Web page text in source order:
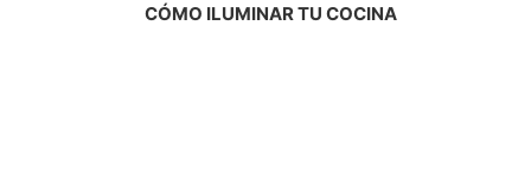
CÓMO ILUMINAR TU COCINA